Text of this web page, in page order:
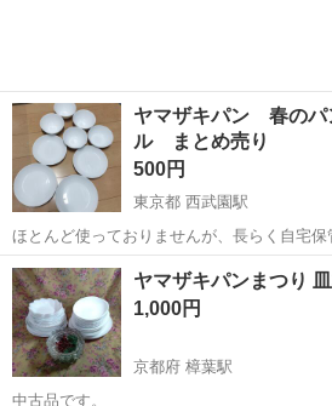
ヤマザキパン 春の
ル まとめ売り
500円
東京都 西武園駅
ほとんど使っておりませんが、長らく自宅保
です。
東京 東村山市 西武園駅 食器
ヤマザキパンまつり
1,000円
京都府 樟葉駅
中古品です。